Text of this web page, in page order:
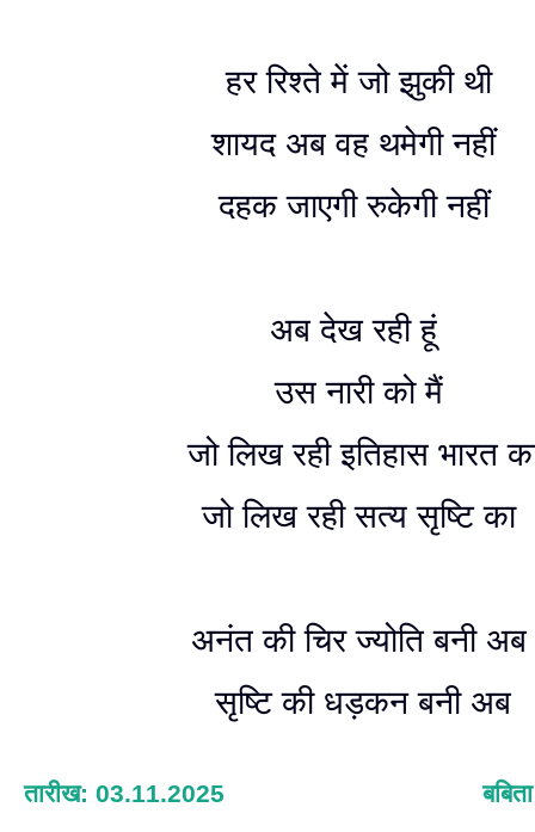
हर रिश्ते में जो झुकी थी
शायद अब वह थमेगी नहीं
दहक जाएगी रुकेगी नहीं
अब देख रही हूं
उस नारी को मैं
जो लिख रही इतिहास भारत
जो लिख रही सत्य सृष्टि का
अनंत की चिर ज्योति बनी अब
सृष्टि की धड़कन बनी अब
तारीख: 03.11.2025